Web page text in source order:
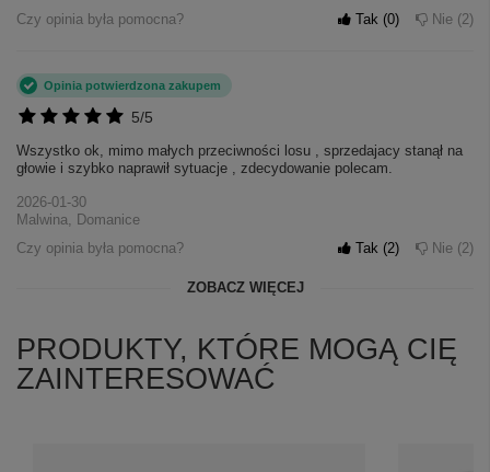
Czy opinia była pomocna?
Tak 0 Nie 2
5/5
Opinia potwierdzona zakupem
Wszystko ok, mimo małych przeciwności losu , sprzedajacy stanął na
głowie i szybko naprawił sytuacje , zdecydowanie polecam.
2026-01-30
Malwina, Domanice
Czy opinia była pomocna?
Tak 2 Nie 2
ZOBACZ WIĘCEJ
PRODUKTY, KTÓRE MOGĄ CIĘ
ZAINTERESOWAĆ